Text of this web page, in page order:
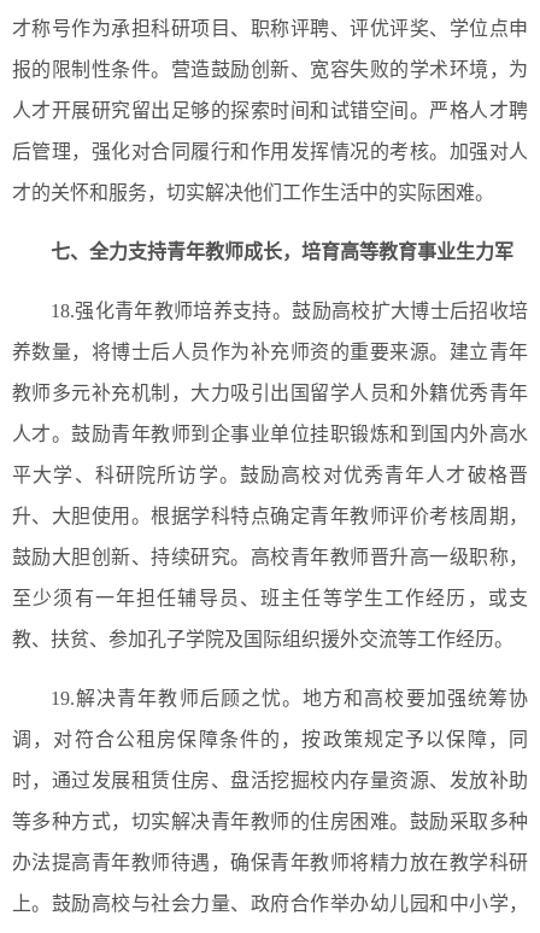
才称号作为承担科研项目、职称评聘、评优评奖、学位点申
报的限制性条件。营造鼓励创新、宽容失败的学术环境，为
人才开展研究留出足够的探索时间和试错空间。严格人才聘
后管理，强化对合同履行和作用发挥情况的考核。加强对人
才的关怀和服务，切实解决他们工作生活中的实际困难。
七、全力支持青年教师成长，培育高等教育事业生力军
18.强化青年教师培养支持。鼓励高校扩大博士后招收培
养数量，将博士后人员作为补充师资的重要来源。建立青年
教师多元补充机制，大力吸引出国留学人员和外籍优秀青年
人才。鼓励青年教师到企事业单位挂职锻炼和到国内外高水
平大学、科研院所访学。鼓励高校对优秀青年人才破格晋
升、大胆使用。根据学科特点确定青年教师评价考核周期，
鼓励大胆创新、持续研究。高校青年教师晋升高一级职称，
至少须有一年担任辅导员、班主任等学生工作经历，或支
教、扶贫、参加孔子学院及国际组织援外交流等工作经历。
19.解决青年教师后顾之忧。地方和高校要加强统筹协
调，对符合公租房保障条件的，按政策规定予以保障，同
时，通过发展租赁住房、盘活挖掘校内存量资源、发放补助
等多种方式，切实解决青年教师的住房困难。鼓励采取多种
办法提高青年教师待遇，确保青年教师将精力放在教学科研
上。鼓励高校与社会力量、政府合作举办幼儿园和中小学，